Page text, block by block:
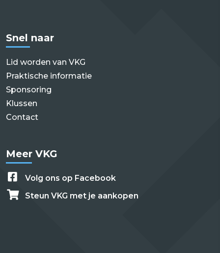
Snel naar
Lid worden van VKG
Praktische informatie
Sponsoring
Klussen
Contact
Meer VKG
Volg ons op Facebook
Steun VKG met je aankopen